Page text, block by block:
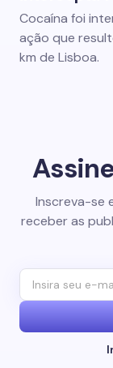
Cocaína foi
ação que
km de Lisboa.
Inscreva-se
receber as